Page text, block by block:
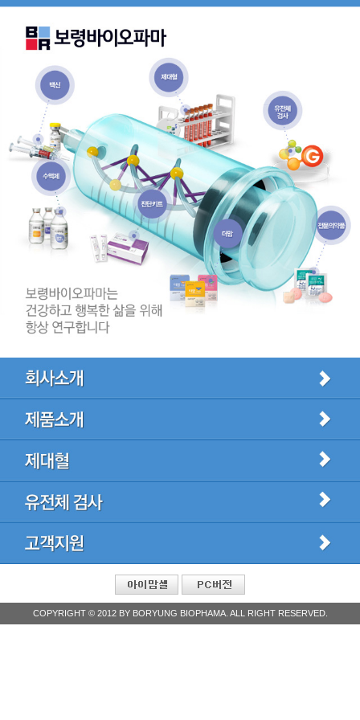
CEO인사말
R&D
찾아오시는길
G스캐닝 이란?
G스캐닝 병원찾기
COPYRIGHT © 2012 BY BORYUNG BIOPHAMA. ALL RIGHT RESERVED.